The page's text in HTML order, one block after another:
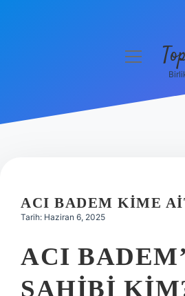
Hakkımızda
menüyü
ACI BADEM KIME
Tarih: Haziran 6, 2025
ACI
SAHIBI